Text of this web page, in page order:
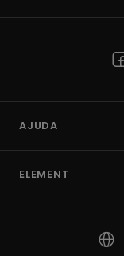
AJUDA
ELEMENT